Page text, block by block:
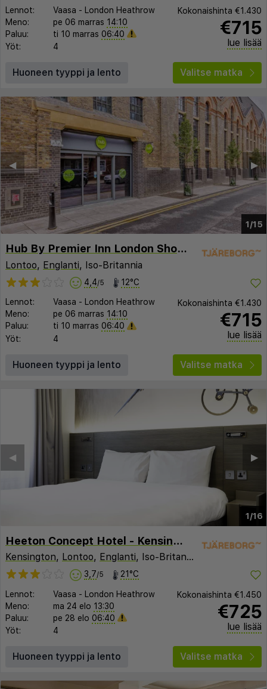
Lennot: Vaasa -
London Heathrow
Meno:
pe 06 marras 14:10
Paluu:
ti 10 marras 06:40
Yöt:
4
Kokonaishinta €1.430
€715
lue lisää
Huoneen tyyppi ja lento Valitse matka
1/15
▶︎
◀︎
Hub By Premier Inn London Shoreditch
Lontoo, Englanti, Iso-Britannia
4,4/5 12°C
Lennot: Vaasa - London Heathrow
Meno:
pe 06 marras 14:10
Paluu:
ti 10 marras 06:40
Yöt:
4
Kokonaishinta €1.430
€715
lue lisää
Huoneen tyyppi ja lento Valitse matka
1/16
▶︎
◀︎
Heeton Concept Hotel - Kensington London
Kensington, Lontoo, Englanti, Iso-Britannia
3,7/5 21°C
Lennot: Vaasa - London Heathrow
Meno:
ma 24 elo 13:30
Paluu:
pe 28 elo 06:40
Yöt:
4
Kokonaishinta €1.450
€725
lue lisää
Huoneen tyyppi ja lento Valitse matka